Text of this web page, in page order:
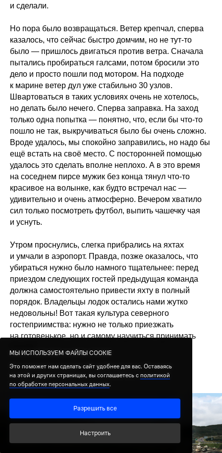
МЫ ИСПОЛЬЗУЕМ ФАЙЛЫ COOKIE
Это поможет нам сделать сайт удобнее для вас. Оставаясь
на этой и других страницах, вы соглашаетесь с политикой
по обработке персональных данных.
Разрешить все
Настроить
и сделали.
Но пора было возвращаться. Ветер крепчал, сперва
казалось, что сейчас быстро домчим, но не тут-то
было — пришлось двигаться против ветра. Сначала
пытались пробираться галсами, потом бросили это
дело и просто пошли под мотором. На подходе
к марине ветер дул уже стабильно 30 узлов.
Швартоваться в таких условиях очень не хотелось,
но делать было нечего. Сперва заправка. На заход
только одна попытка — понятно, что, если бы что-то
пошло не так, выкручиваться было бы очень сложно.
Вроде удалось, мы спокойно заправились, но надо бы
ещё встать на своё место. С посторонней помощью
удалось это сделать вполне неплохо. А в это время
на соседнем пирсе мужик без конца тянул что-то
красивое на волынке, как будто встречал нас —
удивительно и очень атмосферно. Вечером хватило
сил только посмотреть футбол, выпить чашечку чая
и уснуть.
Утром проснулись, слегка прибрались на яхтах
и умчали в аэропорт. Правда, позже оказалось, что
убираться нужно было намного тщательнее: перед
приездом следующих гостей предыдущая команда
должна самостоятельно привести яхту в полный
порядок. Владельцы лодок остались нами жутко
недовольны! Вот такая культура северного
гостеприимства: нужно не только приезжать
на готовенькое, но и самому научиться принимать
МЫ ИСПОЛЬЗУЕМ ФАЙЛЫ COOKIE
Это поможет нам сделать сайт удобнее для вас. Оставаясь
на этой и других страницах, вы соглашаетесь с политикой
по обработке персональных данных.
Разрешить все
Настроить